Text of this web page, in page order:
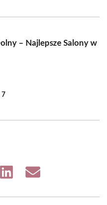
– Najlepsze Salony w
7
Share
Share